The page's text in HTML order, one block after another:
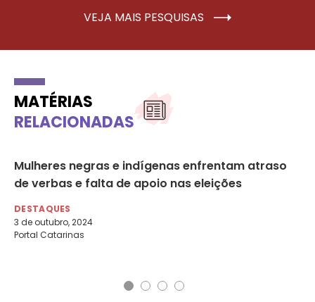
VEJA MAIS PESQUISAS
MATÉRIAS
RELACIONADAS
Mulheres negras e indígenas enfrentam atraso
de verbas e falta de apoio nas eleições
DESTAQUES
3 de outubro, 2024
Portal Catarinas